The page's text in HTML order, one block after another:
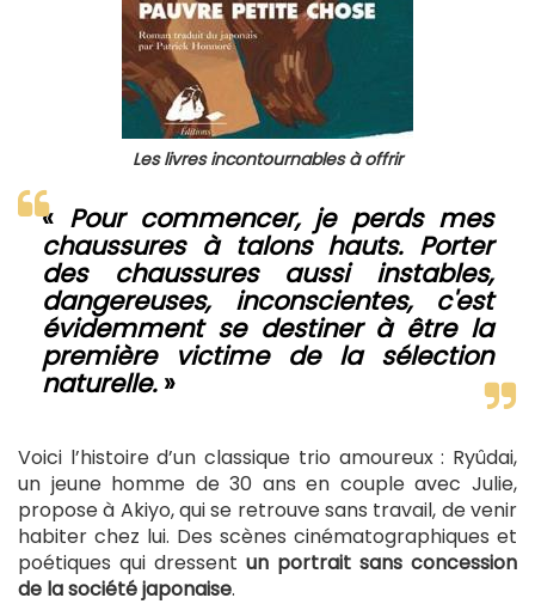
Les livres incontournables à offrir
« Pour commencer, je perds mes
chaussures à talons hauts. Porter
des chaussures aussi instables,
dangereuses, inconscientes, c'est
évidemment se destiner à être la
première victime de la sélection
naturelle.»
Voici l’histoire d’un classique trio amoureux : Ryûdai,
un jeune homme de 30 ans en couple avec Julie,
propose à Akiyo, qui se retrouve sans travail, de venir
habiter chez lui. Des scènes cinématographiques et
poétiques qui dressent un portrait sans concession
de la société japonaise.